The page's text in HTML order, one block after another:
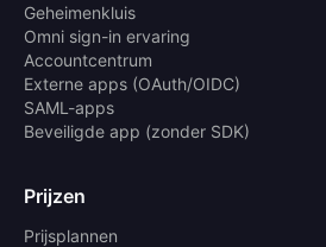
Geheimenkluis
Omni sign-in ervaring
Accountcentrum
Externe apps (OAuth/OIDC)
SAML-apps
Beveiligde app (zonder SDK)
Prijzen
Prijsplannen